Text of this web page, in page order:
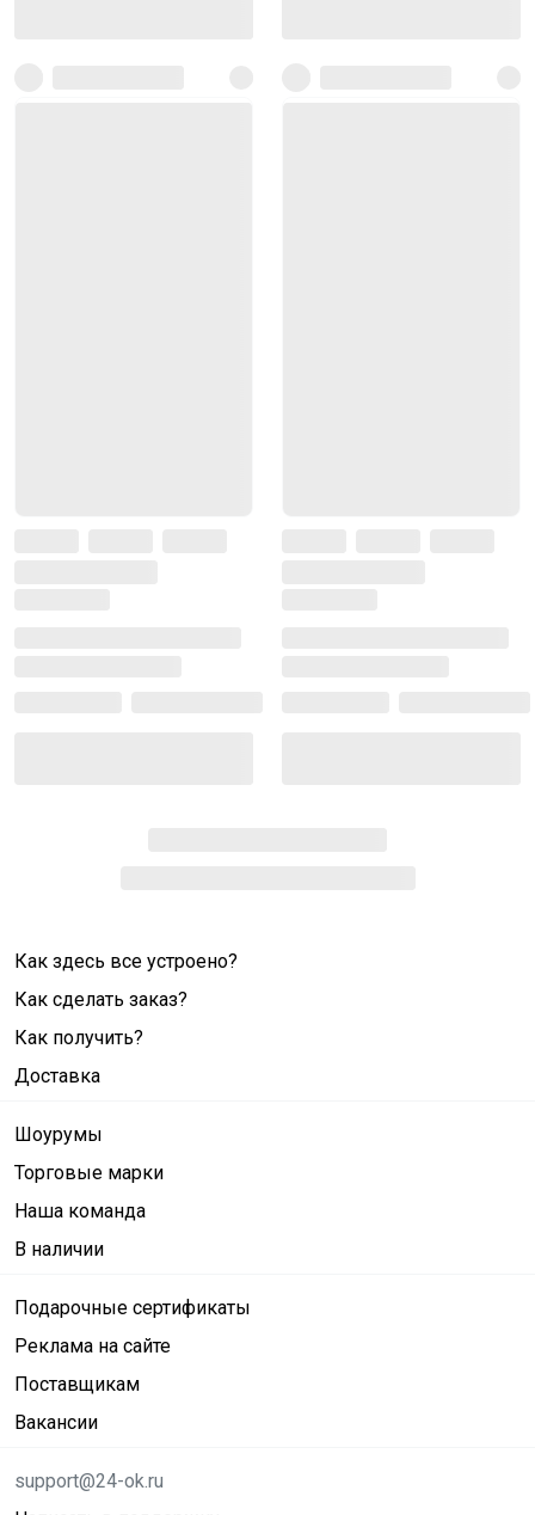
Как здесь все устроено?
Как сделать заказ?
Как получить?
Доставка
Шоурумы
Торговые марки
Наша команда
В наличии
Подарочные сертификаты
Реклама на сайте
Поставщикам
Вакансии
support@24-ok.ru